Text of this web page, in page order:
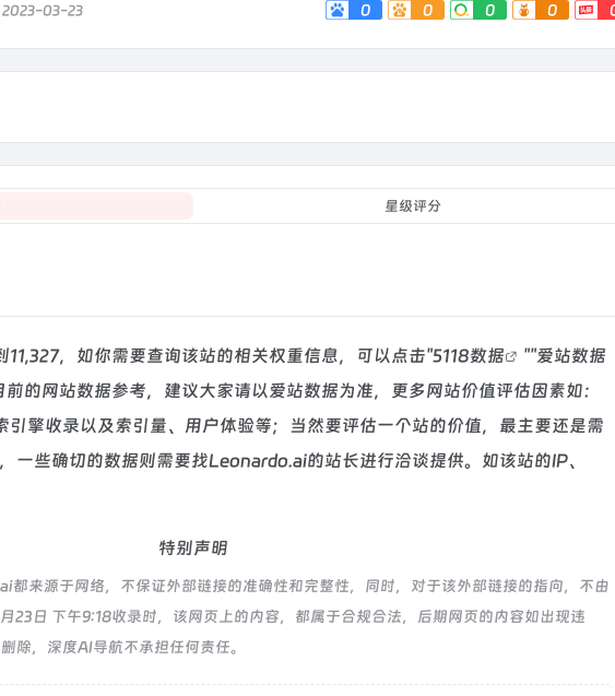
2023-03-23 0 0 0 0
星级评分
，如你需要查询该站的相关权重信息，可以点击"5118数据 ""爱站数据
前的网站数据参考，建议大家请以爱站数据为准，更多网站价值评估因素如：
擎收录以及索引量、用户体验等；当然要评估一个站的价值，最主要还是需
一些确切的数据则需要找Leonardo.ai的站长进行洽谈提供。如该站的IP、
特别声明
来源于网络，不保证外部链接的准确性和完整性，同时，对于该外部链接的指向，不由
23日 下午9:18收录时，该网页上的内容，都属于合规合法，后期网页的内容如出现违
除，深度AI导航不承担任何责任。